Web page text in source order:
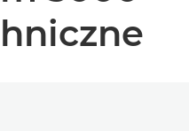
breadcrumbs